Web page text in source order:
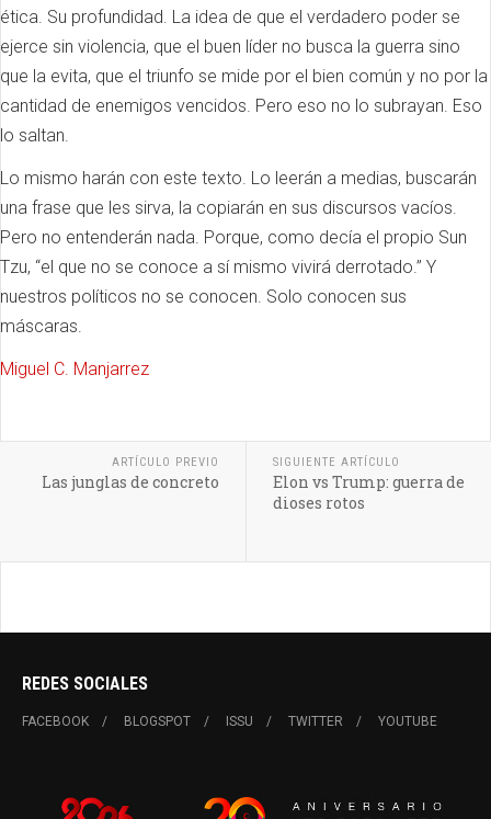
ética. Su profundidad. La idea de que el verdadero poder se
ejerce sin violencia, que el buen líder no busca la guerra sino
que la evita, que el triunfo se mide por el bien común y no por la
cantidad de enemigos vencidos. Pero eso no lo subrayan. Eso
lo saltan.
Lo mismo harán con este texto. Lo leerán a medias, buscarán
una frase que les sirva, la copiarán en sus discursos vacíos.
Pero no entenderán nada. Porque, como decía el propio Sun
Tzu, “el que no se conoce a sí mismo vivirá derrotado.” Y
nuestros políticos no se conocen. Solo conocen sus
máscaras.
Miguel C. Manjarrez
ARTÍCULO PREVIO
Las junglas de concreto
SIGUIENTE ARTÍCULO
Elon vs Trump: guerra de
dioses rotos
REDES SOCIALES
FACEBOOK BLOGSPOT ISSU TWITTER YOUTUBE